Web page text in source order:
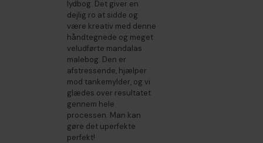
lydbog. Det giver en
dejlig ro at sidde og
være kreativ med denne
håndtegnede og meget
veludførte mandalas
malebog. Den er
afstressende, hjælper
mod tankemylder, og vi
glædes over resultatet
gennem hele
processen. Man kan
gøre det uperfekte
perfekt!